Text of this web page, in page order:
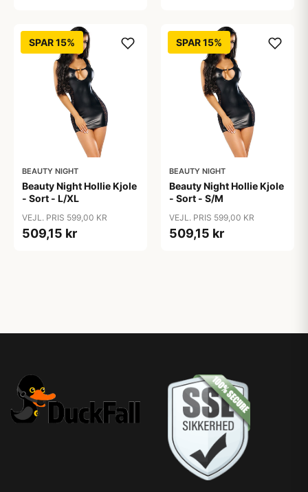
SPAR 15%
BEAUTY NIGHT
Beauty Night Hollie Kjole
- Sort - L/XL
VEJL. PRIS 599,00 KR
509,15 kr
SPAR 15%
BEAUTY NIGHT
Beauty Night Hollie Kjole
- Sort - S/M
VEJL. PRIS 599,00 KR
509,15 kr